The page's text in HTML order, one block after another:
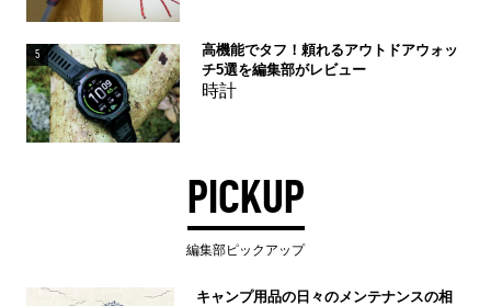
5
高機能でタフ！頼れるアウトドアウォッ
チ5選を編集部がレビュー
時計
PICKUP
編集部ピックアップ
キャンプ用品の日々のメンテナンスの相